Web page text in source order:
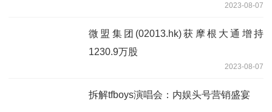
2023-08-07
微盟集团(02013.hk)获摩根大通增持
1230.9万股
2023-08-07
拆解tfboys演唱会：内娱头号营销盛宴